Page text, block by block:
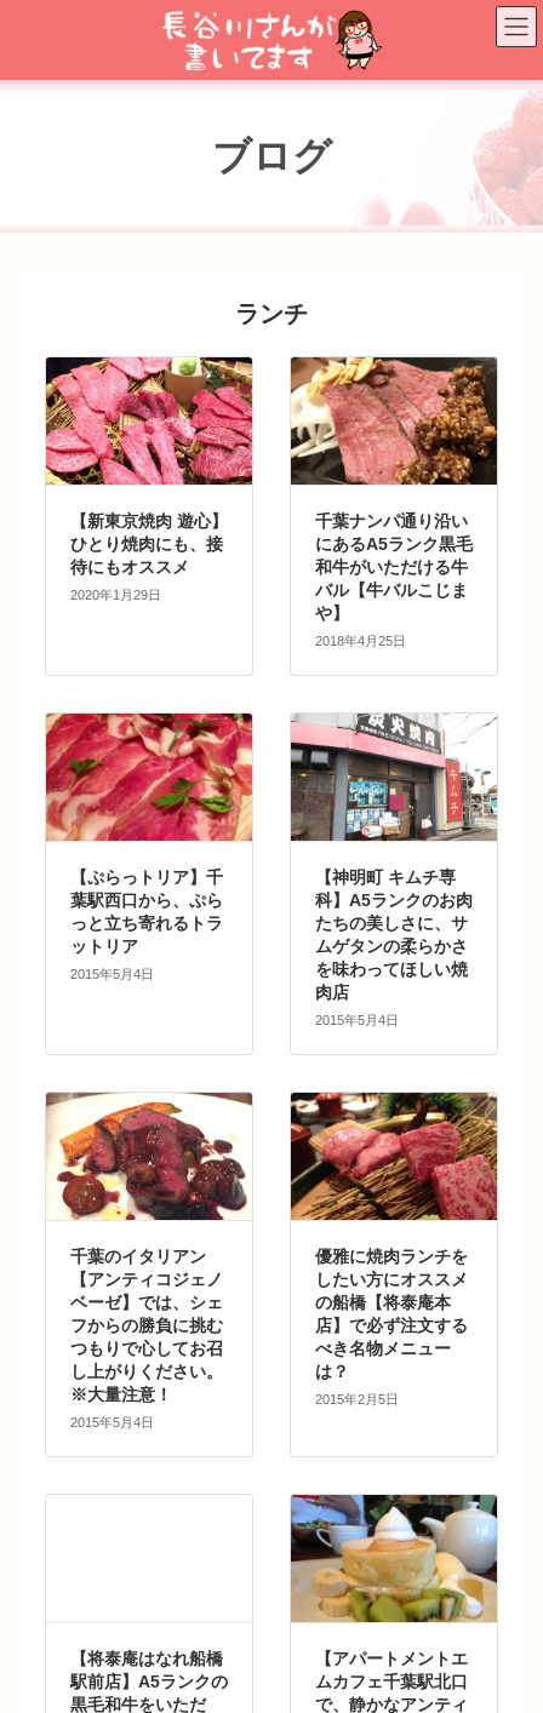
ン
プ
ー
動
ブログ
ランチ
【新東京焼肉 遊心】
ひとり焼肉にも、接
待にもオススメ
2020年1月29日
千葉ナンパ通り沿い
にあるA5ランク黒毛
和牛がいただける牛
バル【牛バルこじま
や】
2018年4月25日
【ぷらっトリア】千
葉駅西口から、ぷら
っと立ち寄れるトラ
ットリア
2015年5月4日
【神明町 キムチ専
科】A5ランクのお肉
たちの美しさに、サ
ムゲタンの柔らかさ
を味わってほしい焼
肉店
2015年5月4日
千葉のイタリアン
【アンティコジェノ
ベーゼ】では、シェ
フからの勝負に挑む
つもりで心してお召
し上がりください。
※大量注意！
2015年5月4日
優雅に焼肉ランチを
したい方にオススメ
の船橋【将泰庵本
店】で必ず注文する
べき名物メニュー
は？
2015年2月5日
【将泰庵はなれ船橋
駅前店】A5ランクの
黒毛和牛をいただ
【アパートメントエ
ムカフェ千葉駅北口
で、静かなアンティ